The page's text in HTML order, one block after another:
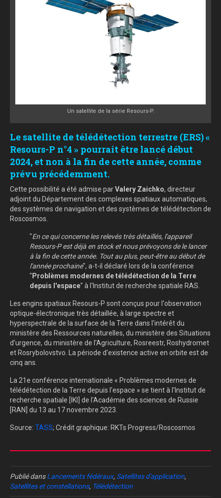
Un satellite de la série Resours-P.
Le satellite de télédétection terrestre (ERS) «
Resours-P n°4 » pourrait être lancé début
2024, et non à la fin de cette année, comme
prévu précédemment.
Cette possibilité a été admise parValery Zaichko, directeur
adjoint du Département des complexes spatiaux automatiques,
des systèmes de navigation et des systèmes de télédétection de
Roscosmos.
"En ce qui concerne les relevés très détaillés, l'appareil
Resours-P est déjà en stock et nous prévoyons de le lancer
à la fin de cette année. Tout au plus, peut-être au début de
l'année prochaine", a-t-il déclaré lors de la conférence
" Problèmes modernes de télédétection de la Terre
depuis l'espace" à l'Institut de recherche spatiale RAS.
Les engins spatiaux Resours-P sont conçus pour l'observation
optique-électronique très détaillée, à large spectre et
hyperspectrale de la surface de la Terre dans l'intérêt du
ministère des Ressources naturelles, du ministère des Situations
d'urgence, du ministère de l'Agriculture, Rosreestr, Roshydromet
et Rosrybolovstvo. La période d'existence active en orbite est de
cinq ans.
La 21e conférence internationale « Problèmes modernes de
télédétection de la Terre depuis l'espace » se tient à l'Institut de
recherche spatiale [IKI] de l'Académie des sciences de Russie
[RAN] du 13 au 17 novembre 2023.
Source: TASS; Crédit graphique: RKTs Progress/Roscosmos
Publié dansLancements fédéraux, Satellites d'application,
Satellites et constellations, Télédétection